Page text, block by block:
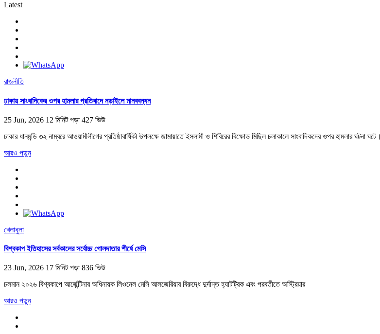
Latest
রাজনীতি
ঢাকায় সাংবাদিকের ওপর হামলার প্রতিবাদে নড়াইলে মানববন্ধন
25 Jun, 2026 12 মিনিট পড়া 427 ভিউ
ঢাকার ধানমন্ডি ৩২ নাম্বরে আওয়ামীলীগের প্রতিষ্ঠাবার্ষিকী উপলক্ষে জামায়াতে ইসলামী ও শিবিরের বিক্ষোভ মিছিল চলাকালে সাংবাদিকদের ওপর হামলার ঘটনা ঘটে।
আরও পড়ুন
খেলাধুলা
বিশ্বকাপ ইতিহাসের সর্বকালের সর্বোচ্চ গোলদাতার শীর্ষে মেসি
23 Jun, 2026 17 মিনিট পড়া 836 ভিউ
চলমান ২০২৬ বিশ্বকাপে আর্জেন্টিনার অধিনায়ক লিওনেল মেসি আলজেরিয়ার বিরুদ্ধে দুর্দান্ত হ্যাটট্রিক এবং পরবর্তীতে অস্ট্রিয়ার
আরও পড়ুন